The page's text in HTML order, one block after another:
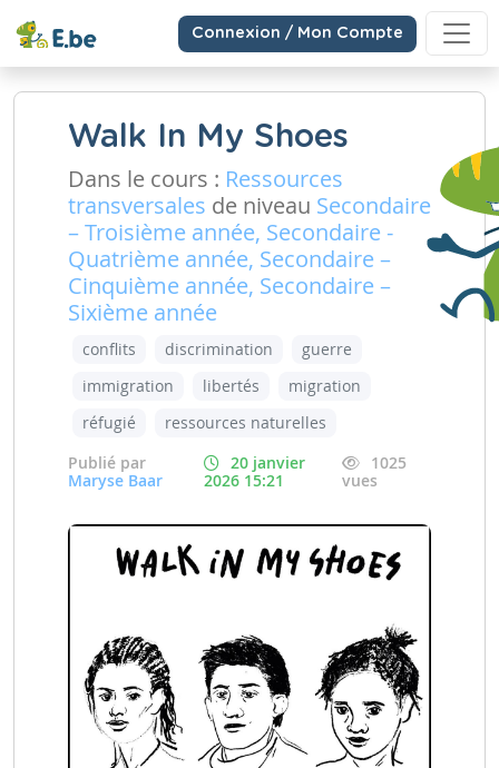
Connexion / Mon Compte
Walk In My Shoes
Dans le cours : Ressources
transversales de niveau Secondaire
– Troisième année, Secondaire -
Quatrième année, Secondaire –
Cinquième année, Secondaire –
Sixième année
conflits discrimination
guerre
immigration
libertés
migration
réfugié
ressources naturelles
Publié par
Maryse Baar
20 janvier
2026 15:21
1025
vues